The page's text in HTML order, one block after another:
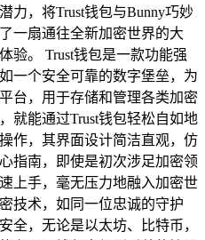
力，将Trust钱包与Bunny巧妙
一扇通往全新加密世界的大
验。 Trust钱包是一款功能强
一个安全可靠的数字堡垒，为
台，用于存储和管理各类加密
就能通过Trust钱包轻松自如地
作，其界面设计简洁直观，仿
指南，即使是初次涉足加密领
上手，毫无压力地融入加密世
技术，如同一位忠诚的守护
全，无论是以太坊、比特币，